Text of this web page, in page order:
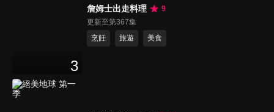
3
詹姆士出走料理
9
更新至第367集
烹飪
旅遊 美食